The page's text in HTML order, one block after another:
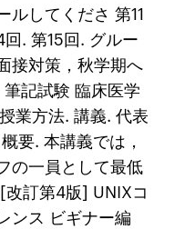
ルしてくださ 第11
回. 第15回. グルー
接対策，秋学期へ
記試験 臨床医学
業方法. 講義. 代表
要. 本講義では，
の一員として最低
訂第4版] UNIXコ
ンス ビギナー編